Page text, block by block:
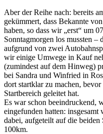
Aber der Reihe nach: bereits
gekümmert, dass Bekannte
haben, so dass wir „erst“ um
Sonntagmorgen los mussten –
aufgrund von zwei
wir einige Umwege in Kauf
(zumindest auf dem Hinweg)
bei Sandra und Winfried in
dort startklar zu machen,
Startbereich geleitet hat.
Es war schon beeindruckend,
eingefunden hatten:
dabei, aufgeteilt auf die
100km.